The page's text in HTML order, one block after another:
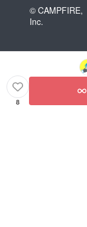
© CAMPFIRE,
Inc.
8